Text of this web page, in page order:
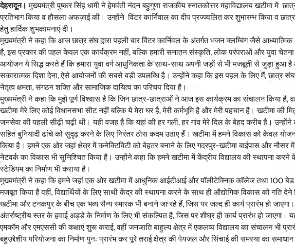
देहरादून।मुख्यमंत्री पुष्कर सिंह धामी ने हेमवंती नंदन बहुगुणा राजकीय स्नातकोत्तर महाविद्यालय खटीमा में
प्रतिभाग किया व हौसला अफज़ाई की। उन्होंने विंटर कार्निवाल का दीप प्रज्ज्वलित कर शुभारम्भ किया व
हेतु हार्दिक शुभकामनाएं दी।
मुख्यमंत्री ने कहा कि आज छात्र संघ द्वारा पहली बार विंटर कार्निवल के अंतर्गत भजन क्लम्बिंग जैसे
है, इस प्रकार की पहल केवल एक कार्यक्रम नहीं, बल्कि हमारी सनातन संस्कृति, लोक परंपराओं और युवा
आयोजन ये सिद्ध करते हैं कि हमारा युवा वर्ग आधुनिकता के साथ-साथ अपनी जड़ों से भी मजबूती से जुड़ा हुआ
सकारात्मक दिशा देना, ऐसे आयोजनों की सबसे बड़ी उपलब्धि है। उन्होंने कहा कि इस पहल के लिए मैं, छात्र
नेतृत्व क्षमता, संगठन शक्ति और सामाजिक दायित्व का परिचय दिया है।
मुख्यमंत्री ने कहा कि मुझे पूर्ण विश्वास है कि जिन छात्र-छात्राओं ने आज इस कार्यक्रम का संचालन किया है,
खटीमा मेरे लिए कोई विधानसभा सीट नहीं बल्कि ये मेरा घर है, मेरी कर्मभूमि है और मेरी पहचान है। खटीमा की
जनसेवा की पहली सीढ़ी चढ़ी थी। यही वजह है कि यहां की हर गली, हर गांव मेरे दिल के बेहद करीब है। उन्होंने
सहित बुनियादी ढांचे को सुदृढ़ करने के लिए निरंतर ठोस कदम उठाए हैं। खटीमा में हमने विकास को केवल
किया है। हमने एक ओर जहां क्षेत्र में कनेक्टिविटी को बेहतर बनाने के लिए गदरपुर-खटीमा बाईपास और नौसर में
नेटवर्क का विकास भी सुनिश्चित किया है। उन्होंने कहा कि हमने खटीमा में केंद्रीय विद्यालय की स्थापना
स्टेडियम का निर्माण भी कराया है।
मुख्यमंत्री ने कहा कि हमने जहां एक ओर खटीमा में आधुनिक आईटीआई और पॉलीटेक्निक कॉलेज तथा 100 बेड
मजबूत किया है वहीं, विद्यार्थियों के लिए साथी केंद्र की स्थापना करने के साथ ही औद्योगिक विकास को गति
खटीमा और टनकपुर के बीच एक भव्य सैन्य स्मारक भी बनाने जा रहे हैं, जिस पर जल्द ही कार्य प्रारंभ हो
अंतर्राष्ट्रीय स्तर के हवाई अड्डे के निर्माण के लिए भी संकल्पित है, जिस पर शीघ्र ही कार्य प्रारंभ हो जाएगा।
एमकॉम और एमएससी की कक्षाएं शुरू कराई, वहीं जनजाति बाहुल्य क्षेत्र में एकलव्य विद्यालय का संचालन भी
बहुउद्देशीय परियोजना का निर्माण पुनः प्रारंभ कर पूरे तराई क्षेत्र की पेयजल और सिंचाई की समस्या का